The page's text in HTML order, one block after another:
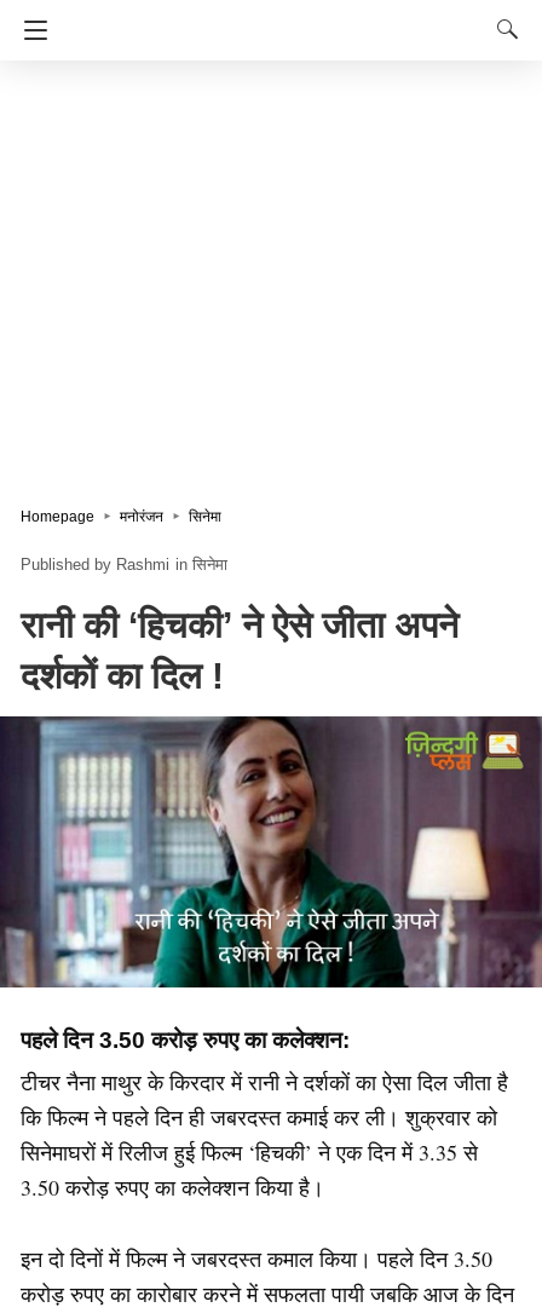
Homepage मनोरंजन सिनेमा
Rashmi in सिनेमा
रानी की ‘हिचकी’ ने ऐसे जीता अपने
दर्शकों का दिल !
पहले दिन 3.50 करोड़ रुपए का कलेक्शन:
टीचर नैना माथुर के किरदार में रानी ने दर्शकों का ऐसा दिल जीता है
कि फिल्म ने पहले दिन ही जबरदस्त कमाई कर ली। शुक्रवार को
सिनेमाघरों में रिलीज हुई फिल्म ‘हिचकी’ ने एक दिन में 3.35 से
3.50 करोड़ रुपए का कलेक्शन किया है।
इन दो दिनों में फिल्म ने जबरदस्त कमाल किया। पहले दिन 3.50
करोड़ रुपए का कारोबार करने में सफलता पायी जबकि आज के दिन